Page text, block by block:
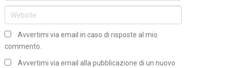
Avvertimi via email in caso di risposte al mio
commento.
Avvertimi via email alla pubblicazione di un nuovo